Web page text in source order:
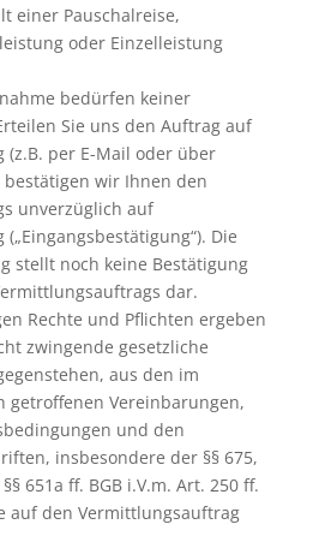
einer Pauschalreise,
oder Einzelleistung
bedürfen keiner
Sie uns den Auftrag auf
(z.B. per E-Mail oder über
bestätigen wir Ihnen den
unverzüglich auf
Die
stellt noch keine Bestätigung
dar.
Rechte und Pflichten ergeben
zwingende gesetzliche
aus den im
getroffenen Vereinbarungen,
und den
insbesondere der §§ 675,
651a ff. BGB i.V.m. Art. 250 ff.
auf den Vermittlungsauftrag